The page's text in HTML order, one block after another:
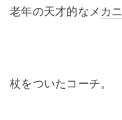
老年の天才的なメ カニ
杖をついたコーチ。